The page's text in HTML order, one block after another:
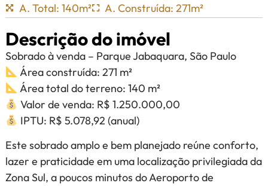
A. Total: 140m²
A. Construída: 271m²
Descrição do imóvel
Sobrado à venda – Parque Jabaquara, São Paulo
Área construída: 271 m²
Área total do terreno: 140 m²
Valor de venda: R$ 1.250.000,00
IPTU: R$ 5.078,92 (anual)
Este sobrado amplo e bem planejado reúne conforto,
lazer e praticidade em uma localização privilegiada da
Zona Sul, a poucos minutos do Aeroporto de